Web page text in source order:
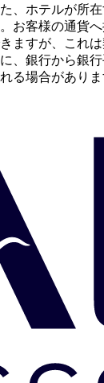
、ホテルが所
お客様の通貨
ますが、これ
、銀行から銀
る場合がありま